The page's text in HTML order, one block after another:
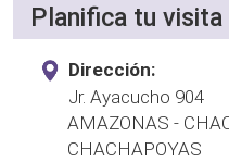
Planifica tu visita
Dirección:
Jr. Ayacucho 904
AMAZONAS -
CHACHAPOYAS